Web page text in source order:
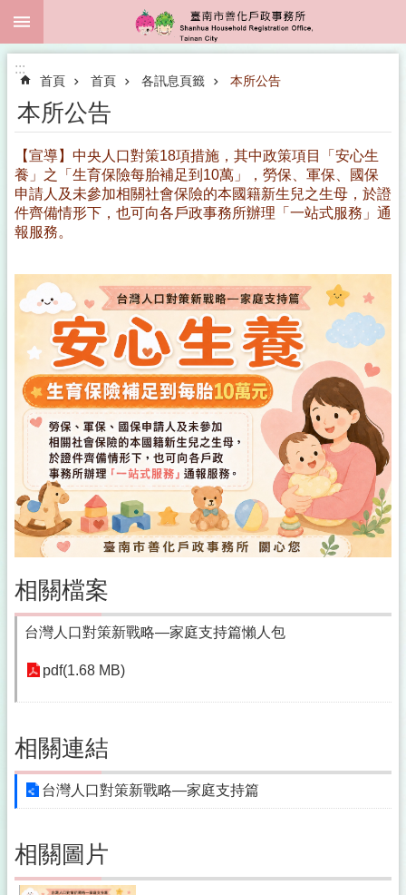
跳到主要內容區塊
搜
尋
階
搜
尋
本
所
簡
政
口
統
計
單
下
載
便
民
服
務
上
務
申
辦
案
件
查
詢
:::
首頁 首頁 各訊息頁籤 本所公告
本所公告
【宣導】中央人口對策18項措施，其中政策項目「安心生
養」之「生育保險每胎補足到10萬」，勞保、軍保、國保
申請人及未參加相關社會保險的本國籍新生兒之生母，於證
件齊備情形下，也可向各戶政事務所辦理「一站式服務」通
報服務。
相關檔案
台灣人口對策新戰略—家庭支持篇懶人包
pdf(1.68 MB)
相關連結
台灣人口對策新戰略—家庭支持篇
相關圖片